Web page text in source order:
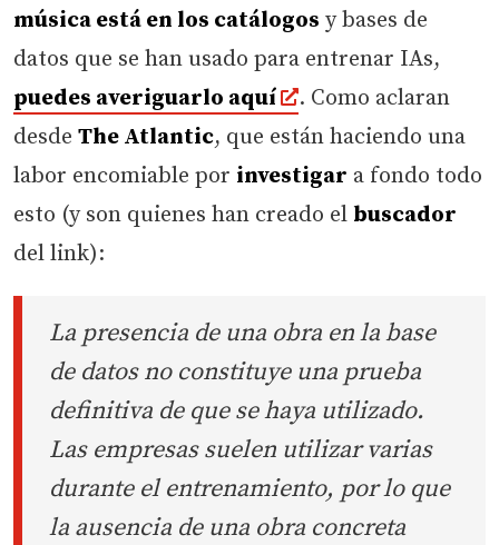
música está en los catálogos y bases de
datos que se han usado para entrenar IAs,
puedes averiguarlo aquí
. Como aclaran
desde The Atlantic, que están haciendo una
labor encomiable por investigar a fondo todo
esto (y son quienes han creado el buscador
del link):
La presencia de una obra en la base
de datos no constituye una prueba
definitiva de que se haya utilizado.
Las empresas suelen utilizar varias
durante el entrenamiento, por lo que
la ausencia de una obra concreta